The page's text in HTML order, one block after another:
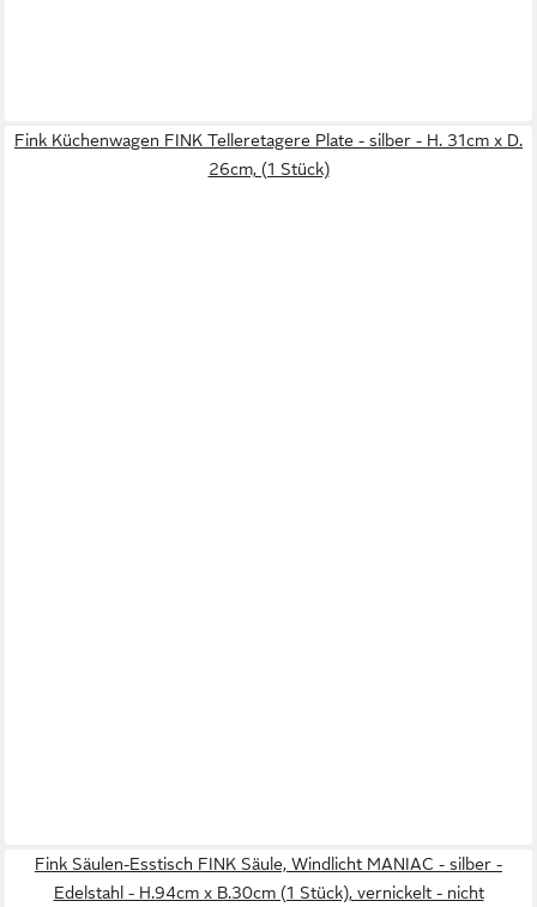
Fink Küchenwagen FINK Telleretagere Plate - silber - H. 31cm x D.
26cm, (1 Stück)
Fink Säulen-Esstisch FINK Säule, Windlicht MANIAC - silber -
Edelstahl - H.94cm x B.30cm (1 Stück), vernickelt - nicht